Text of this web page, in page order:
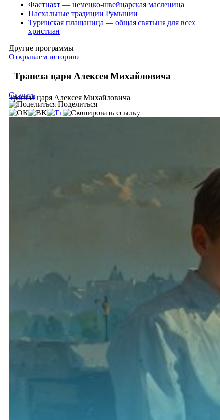
Фастнахт — немецко-швейцарская масленица
Пасхальные традиции Румынии
Туринская плащаница — общая святыня для всех
христиан
Другие программы
Открываем историю
Трапеза царя Алексея Михайловича
Трапеза царя Алексея Михайловича
Скачать
Поделиться